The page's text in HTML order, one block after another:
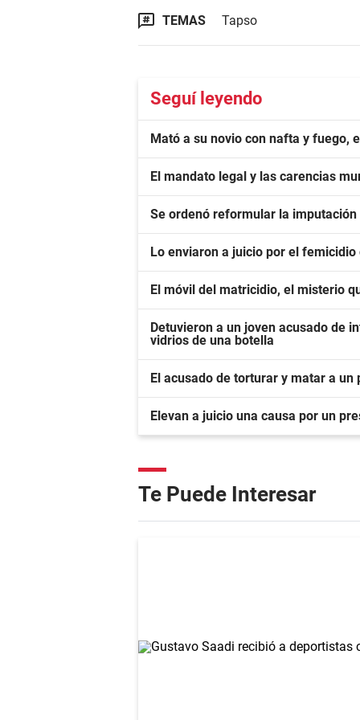
TEMAS Tapso
Seguí leyendo
Mató a su novio con nafta y fuego,
El mandato legal y las carencias
Se ordenó reformular la
Lo enviaron a juicio por el femicidio
El móvil del matricidio, el misterio
Detuvieron a un joven acusado de
vidrios de una botella
El acusado de torturar y matar a
Elevan a juicio una causa por un
Te Puede Interesar